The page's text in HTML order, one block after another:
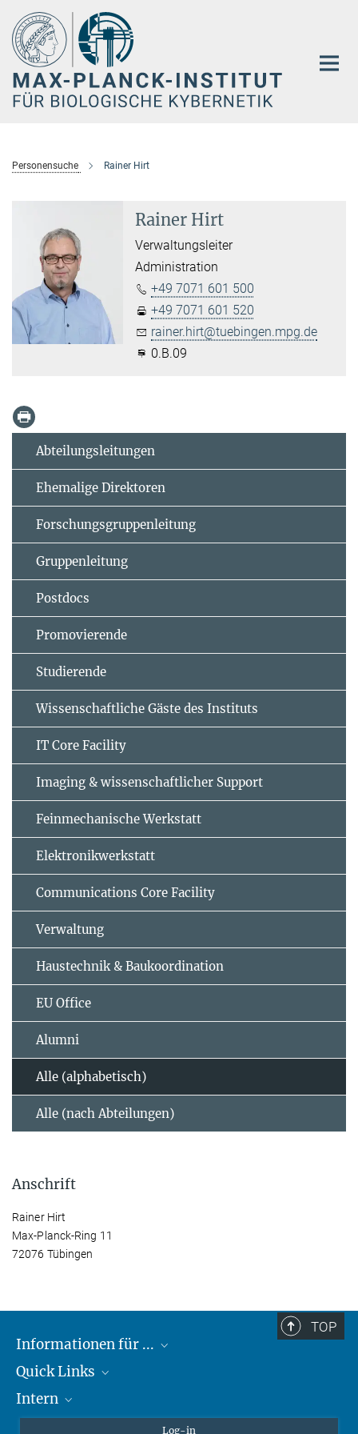
Hauptinhalt
Personensuche Rainer Hirt
Rainer Hirt
Verwaltungsleiter
Administration
+49 7071 601 500
+49 7071 601 520
rainer.hirt@tuebingen.mpg.de
0.B.09
Abteilungsleitungen
Ehemalige Direktoren
Forschungsgruppenleitung
Gruppenleitung
Postdocs
Promovierende
Studierende
Wissenschaftliche Gäste des Instituts
IT Core Facility
Imaging & wissenschaftlicher Support
Feinmechanische Werkstatt
Elektronikwerkstatt
Communications Core Facility
Verwaltung
Haustechnik & Baukoordination
EU Office
Alumni
Alle (alphabetisch)
Alle (nach Abteilungen)
Anschrift
Rainer Hirt
Max-Planck-Ring 11
72076 Tübingen
TOP
Informationen für ...
Lieferanten
Studierende
Quick Links
Max-Planck-Gesellschaft
Max-Planck-Campus Tübingen
Intern
Log-in